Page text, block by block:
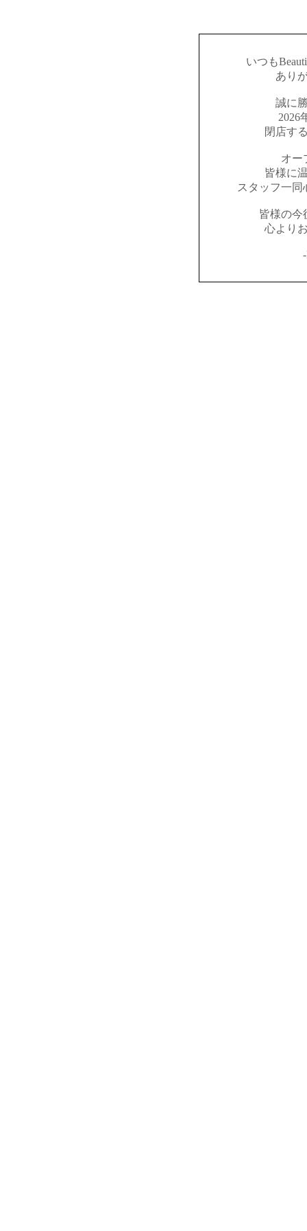
いつも
あり
誠に
2026
閉店す
オー
皆様に
スタッフ一
皆様の今
心より